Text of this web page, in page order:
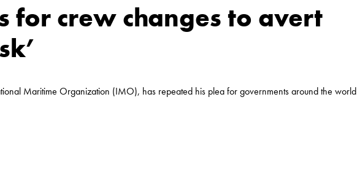
for crew changes to avert
Maritime Organization (IMO), has repeated his plea for governments around the world